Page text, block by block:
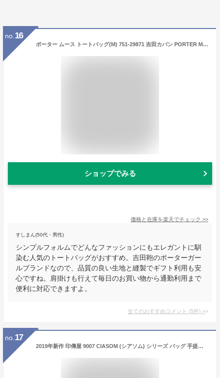
no. 16
ポーター ムース トートバッグ(M) 751-29871 吉田カバン PORTER MOUSSE TOTE BAG(M) メンズ レディース 大きめ A4 ファスナー付き カジュアル 通勤 軽量 オシャレ おしゃれ ナイロン ブランド ポケット付き 旅行 無地 日本製
ショップでみる
価格と在庫を楽天でチェック >>
すしまん(50代・男性)
シンプルフォルムでどんなファッションにもエレガントに馴
染む人気のトートバッグがおすすめ。吉田鞄のポーターガー
ルブランドなので、品質の良い生地と縫製でギフト利用も安
心ですね。肩掛けも行えて毎日のお買い物から通勤利用まで
便利に対応できますよ。
全てのおすすめコメント (5件) >
no. 17
2019年新作 印傳屋 9007 CIASOM (シアソム) シリーズ バッグ 手提げ レディース 甲州印伝 印伝 INDEN-YA 上原勇七 伝統工芸 日本土産 和装小物 日本製 本革 レザー 落ち着いた 上品 おしゃれ お祝い 還暦祝い 銀婚式 古希 米寿 ギフト 両親 実用的 母の日 花以外